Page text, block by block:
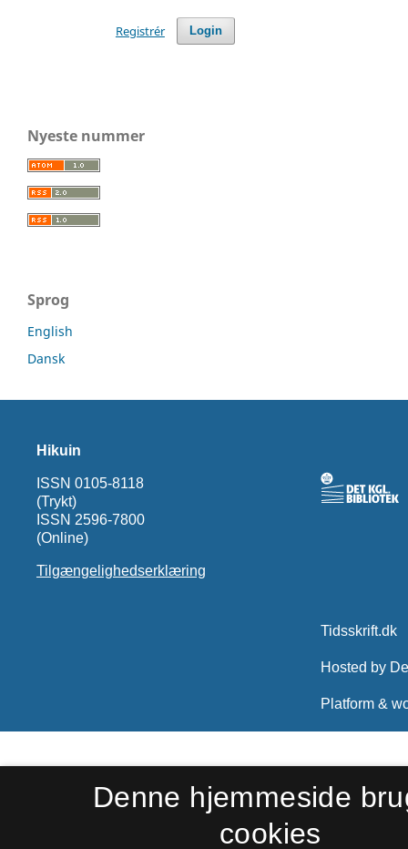
Login
Registrér
Nyeste nummer
Sprog
English
Dansk
Hikuin
ISSN 0105-8118
(Trykt)
ISSN 2596-7800
(Online)
Tilgængelighedserklæring
Denne hjemmeside
cookies